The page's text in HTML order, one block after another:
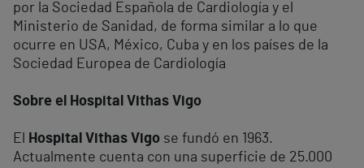
por la Sociedad Española de Cardiología y el
Ministerio de Sanidad, de forma similar a lo que
ocurre en USA, México, Cuba y en los países de la
Sociedad Europea de Cardiología
Sobre el Hospital Vithas Vigo
El Hospital Vithas Vigo se fundó en 1963.
Actualmente cuenta con una superficie de 25.000